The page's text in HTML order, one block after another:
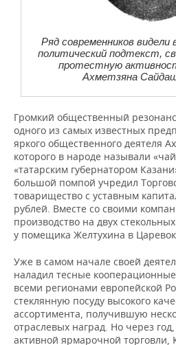
Ряд современников видели
политический подтекст,
протестную
Ахметзяна
Громкий общественный
одного из самых известных
яркого общественного деятеля
которого в народе называли
«татарским губернатором
большой помпой учредил
товарищество с уставным
рублей. Вместе со своими
производство на двух
у помещика Желтухина в
Уже в самом начале своей
наладил тесные
всеми регионами европейской
стеклянную посуду высокого
ассортимента, получившую
отраслевых наград. Но через
активной ярмарочной торговли,